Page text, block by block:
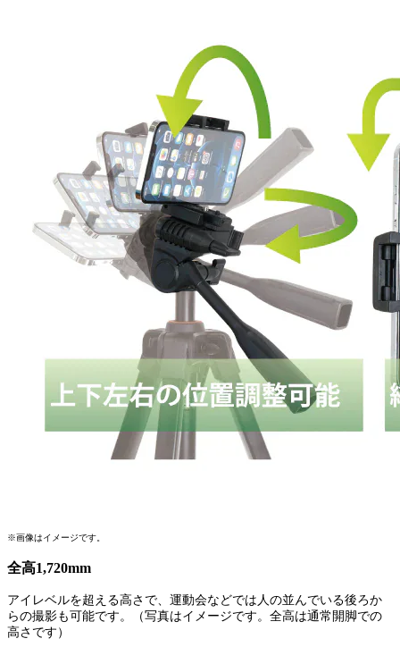
※画像はイメージです。
全高1,720mm
アイレベルを超える高さで、運動会などでは人の並んでいる後ろか
らの撮影も可能です。（写真はイメージです。全高は通常開脚での
高さです）